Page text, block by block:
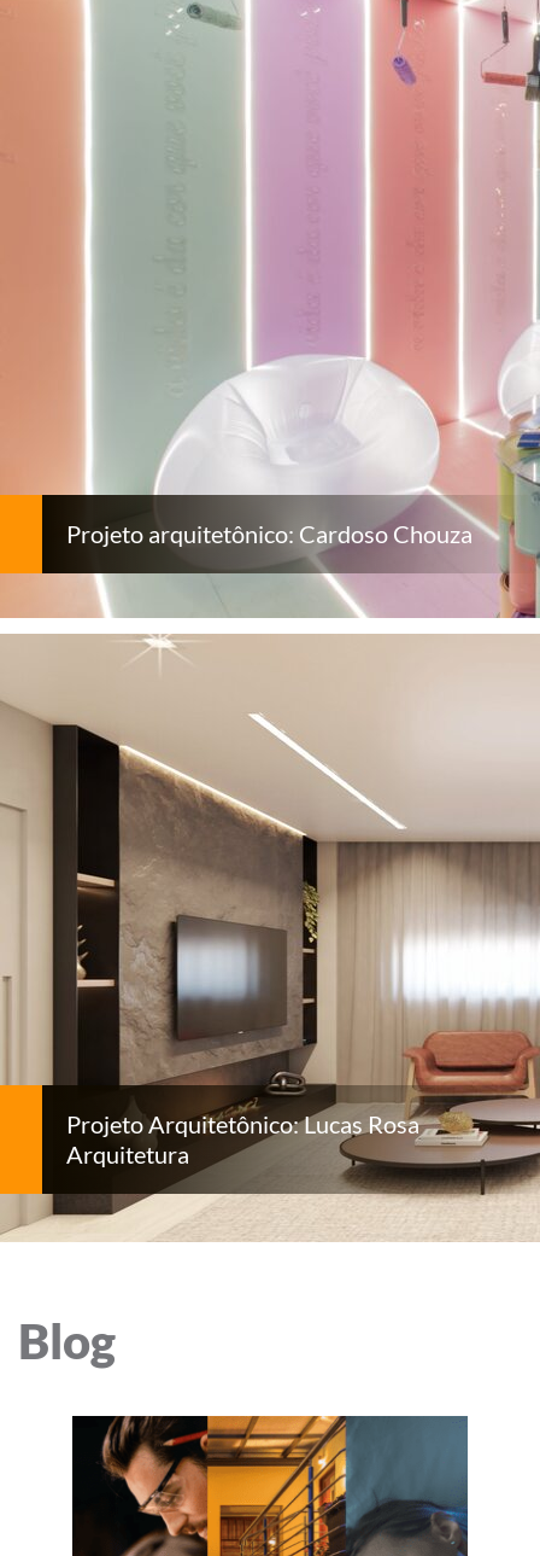
Projeto arquitetônico: Cardoso Chouza
Projeto Arquitetônico: Lucas Rosa
Arquitetura
Blog